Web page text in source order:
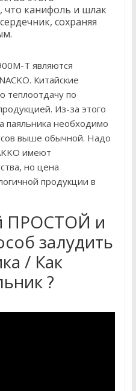
что канифоль и шлак
сохраняя
T являются
Китайские
по
Из-за этого
паяльника необходимо
выше обычной. Надо
имеют
но цена
продукции в
ПРОСТОЙ и
залудить
/ Как
?